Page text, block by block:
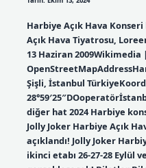
Harbiye Açık Hava
Açık Hava Tiyatrosu,
13 Haziran 2009Wikimedia
Şişli, İstanbul
diğer hat 2024 Harbiye
Jolly Joker Harbiye Açık
açıklandı! Jolly Joker
ikinci etabı 26-27-28 Eylül